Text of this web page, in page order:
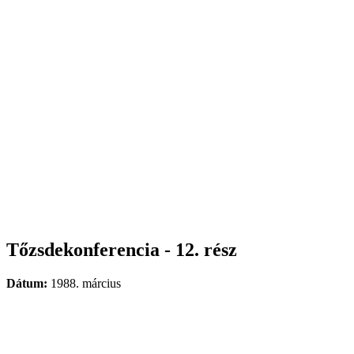
Tőzsdekonferencia - 12. rész
Dátum: 1988. március